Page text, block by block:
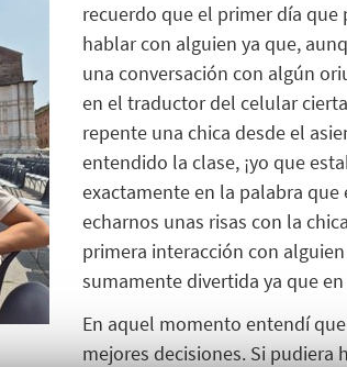
recuerdo que el primer día que
hablar con alguien ya que,
una conversación con algún
en el traductor del celular
repente una chica desde el
entendido la clase, ¡yo que
exactamente en la palabra
echarnos unas risas con la
primera interacción con
sumamente divertida ya que
En aquel momento entendí
mejores decisiones.Si pudiera